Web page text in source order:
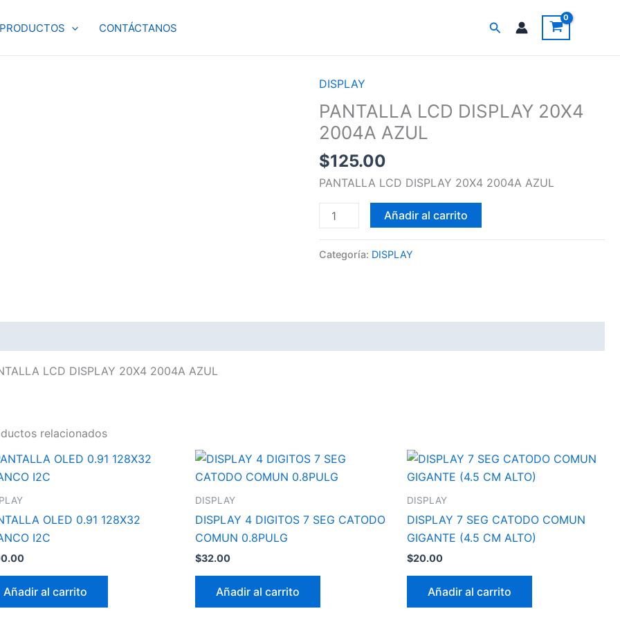
PRODUCTOS CONTÁCTANOS Buscar
DISPLAY
PANTALLA LCD DISPLAY 20X4
2004A AZUL
$125.00
PANTALLA LCD DISPLAY 20X4 2004A AZUL
PANTALLA
LCD
DISPLAY
20X4
2004A
AZUL
Añadir al carrito
Categoría: DISPLAY
LCD DISPLAY 20X4 2004A AZUL
relacionados
OLED 0.91 128X32
I2C
Añadir al carrito
DISPLAY
DISPLAY 4 DIGITOS 7 SEG CATODO
COMUN 0.8PULG
$32.00
Añadir al carrito
DISPLAY
DISPLAY 7 SEG CATODO COMUN
GIGANTE (4.5 CM ALTO)
$20.00
Añadir al carrito